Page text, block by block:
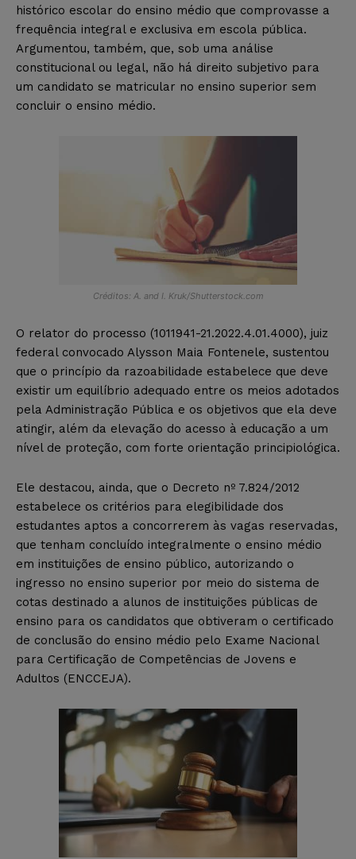
histórico escolar do ensino médio que comprovasse a
frequência integral e exclusiva em escola pública.
Argumentou, também, que, sob uma análise
constitucional ou legal, não há direito subjetivo para
um candidato se matricular no ensino superior sem
concluir o ensino médio.
Créditos: A. and I. Kruk/Shutterstock.com
O relator do processo (1011941-21.2022.4.01.4000), juiz
federal convocado Alysson Maia Fontenele, sustentou
que o princípio da razoabilidade estabelece que deve
existir um equilíbrio adequado entre os meios adotados
pela Administração Pública e os objetivos que ela deve
atingir, além da elevação do acesso à educação a um
nível de proteção, com forte orientação principiológica.
Ele destacou, ainda, que o Decreto nº 7.824/2012
estabelece os critérios para elegibilidade dos
estudantes aptos a concorrerem às vagas reservadas,
que tenham concluído integralmente o ensino médio
em instituições de ensino público, autorizando o
ingresso no ensino superior por meio do sistema de
cotas destinado a alunos de instituições públicas de
ensino para os candidatos que obtiveram o certificado
de conclusão do ensino médio pelo Exame Nacional
para Certificação de Competências de Jovens e
Adultos (ENCCEJA).